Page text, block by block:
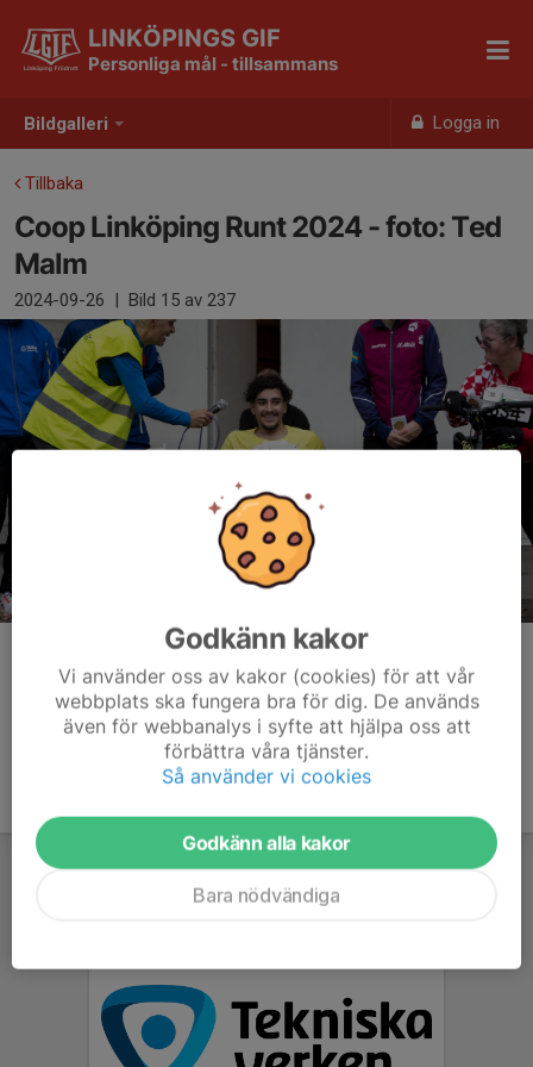
Bildgalleri Logga in
LINKÖPINGS GIF
Personliga mål - tillsammans
Tillbaka
Coop Linköping Runt 2024 - foto: Ted
Malm
2024-09-26 | Bild 15 av 237
Godkänn kakor
Vi använder oss av kakor (cookies) för att vår
webbplats ska fungera bra för dig. De används
även för webbanalys i syfte att hjälpa oss att
förbättra våra tjänster.
Så använder vi cookies
Godkänn alla kakor
Bara nödvändiga